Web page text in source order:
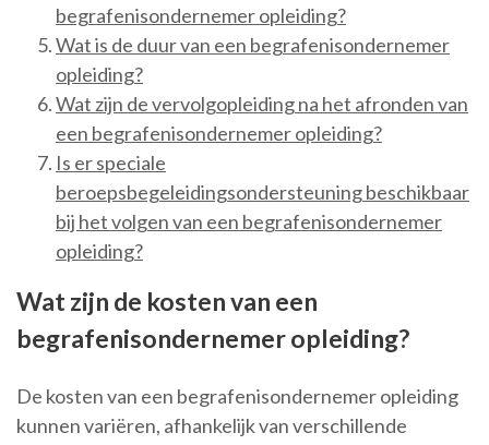
begrafenisondernemer opleiding?
Wat is de duur van een begrafenisondernemer
opleiding?
Wat zijn de vervolgopleiding na het afronden van
een begrafenisondernemer opleiding?
Is er speciale
beroepsbegeleidingsondersteuning beschikbaar
bij het volgen van een begrafenisondernemer
opleiding?
Wat zijn de kosten van een
begrafenisondernemer opleiding?
De kosten van een begrafenisondernemer opleiding
kunnen variëren, afhankelijk van verschillende